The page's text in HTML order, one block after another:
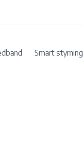
Smart styrning